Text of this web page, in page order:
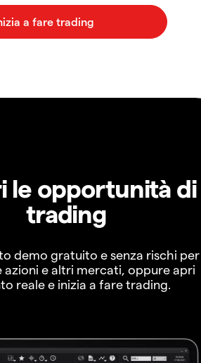
le opportunità di
trading
demo gratuito e senza rischi per
azioni e altri mercati, oppure apri
reale e inizia a fare trading.